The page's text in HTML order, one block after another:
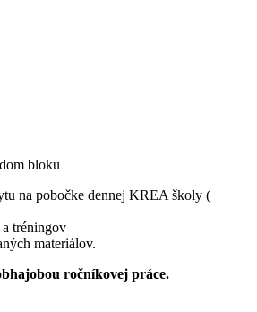
bloku
na pobočke dennej KREA školy (
tréningov
materiálov.
ročníkovej práce.